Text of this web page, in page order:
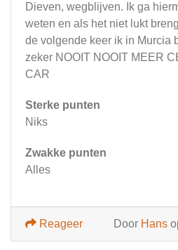
Dieven, wegblijven. Ik ga
weten en als het niet lukt
de volgende keer ik in Murcia
zeker NOOIT NOOIT MEER
CAR
Sterke punten
Niks
Zwakke punten
Alles
Door Hans
Reageer